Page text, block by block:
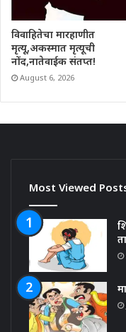
विवाहितेचा मारहाणीत
मृत्यू,अकस्मात मृत्यूची
नोंद,नातेवाईक संतप्त!
August 6, 2026
Most Viewed